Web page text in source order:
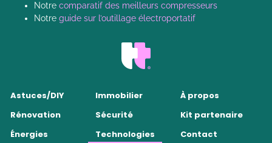
Notre comparatif des meilleurs compresseurs
Notre guide sur l’outillage électroportatif
Astuces/DIY
Rénovation
Énergies
Immobilier
Sécurité
Technologies
À propos
Kit partenaire
Contact